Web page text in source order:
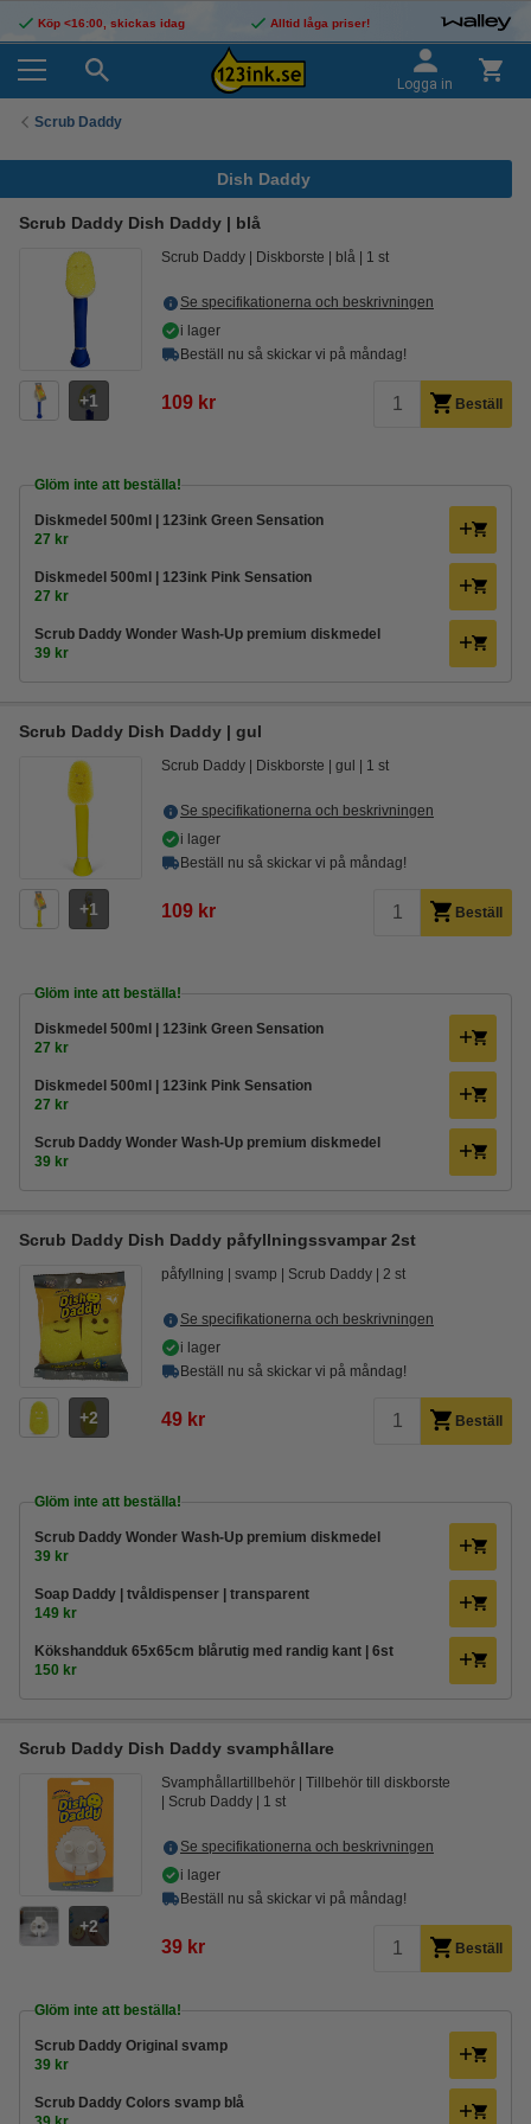
Köp <16:00, skickas idag Alltid låga priser!
Logga in
Scrub Daddy
Dish Daddy
Scrub Daddy Dish Daddy | blå
1
Scrub Daddy Diskborste blå 1 st
Se specifikationerna och beskrivningen
i lager
Beställ nu så skickar vi på måndag!
109 kr Beställ
Glöm inte att beställa!
Diskmedel 500ml | 123ink Green Sensation
27 kr
Diskmedel 500ml | 123ink Pink Sensation
27 kr
Scrub Daddy Wonder Wash-Up premium diskmedel
39 kr
Scrub Daddy Dish Daddy | gul
1
Scrub Daddy Diskborste gul 1 st
Se specifikationerna och beskrivningen
i lager
Beställ nu så skickar vi på måndag!
109 kr Beställ
Glöm inte att beställa!
Diskmedel 500ml | 123ink Green Sensation
27 kr
Diskmedel 500ml | 123ink Pink Sensation
27 kr
Scrub Daddy Wonder Wash-Up premium diskmedel
39 kr
Scrub Daddy Dish Daddy påfyllningssvampar 2st
2
påfyllning svamp Scrub Daddy 2 st
Se specifikationerna och beskrivningen
i lager
Beställ nu så skickar vi på måndag!
49 kr Beställ
Glöm inte att beställa!
Scrub Daddy Wonder Wash-Up premium diskmedel
39 kr
Soap Daddy | tvåldispenser | transparent
149 kr
Kökshandduk 65x65cm blårutig med randig kant | 6st
150 kr
Scrub Daddy Dish Daddy svamphållare
2
Svamphållartillbehör
Tillbehör till diskborste
Scrub Daddy
1 st
Se specifikationerna och beskrivningen
i lager
Beställ nu så skickar vi på måndag!
39 kr Beställ
Glöm inte att beställa!
Scrub Daddy Original svamp
39 kr
Scrub Daddy Colors svamp blå